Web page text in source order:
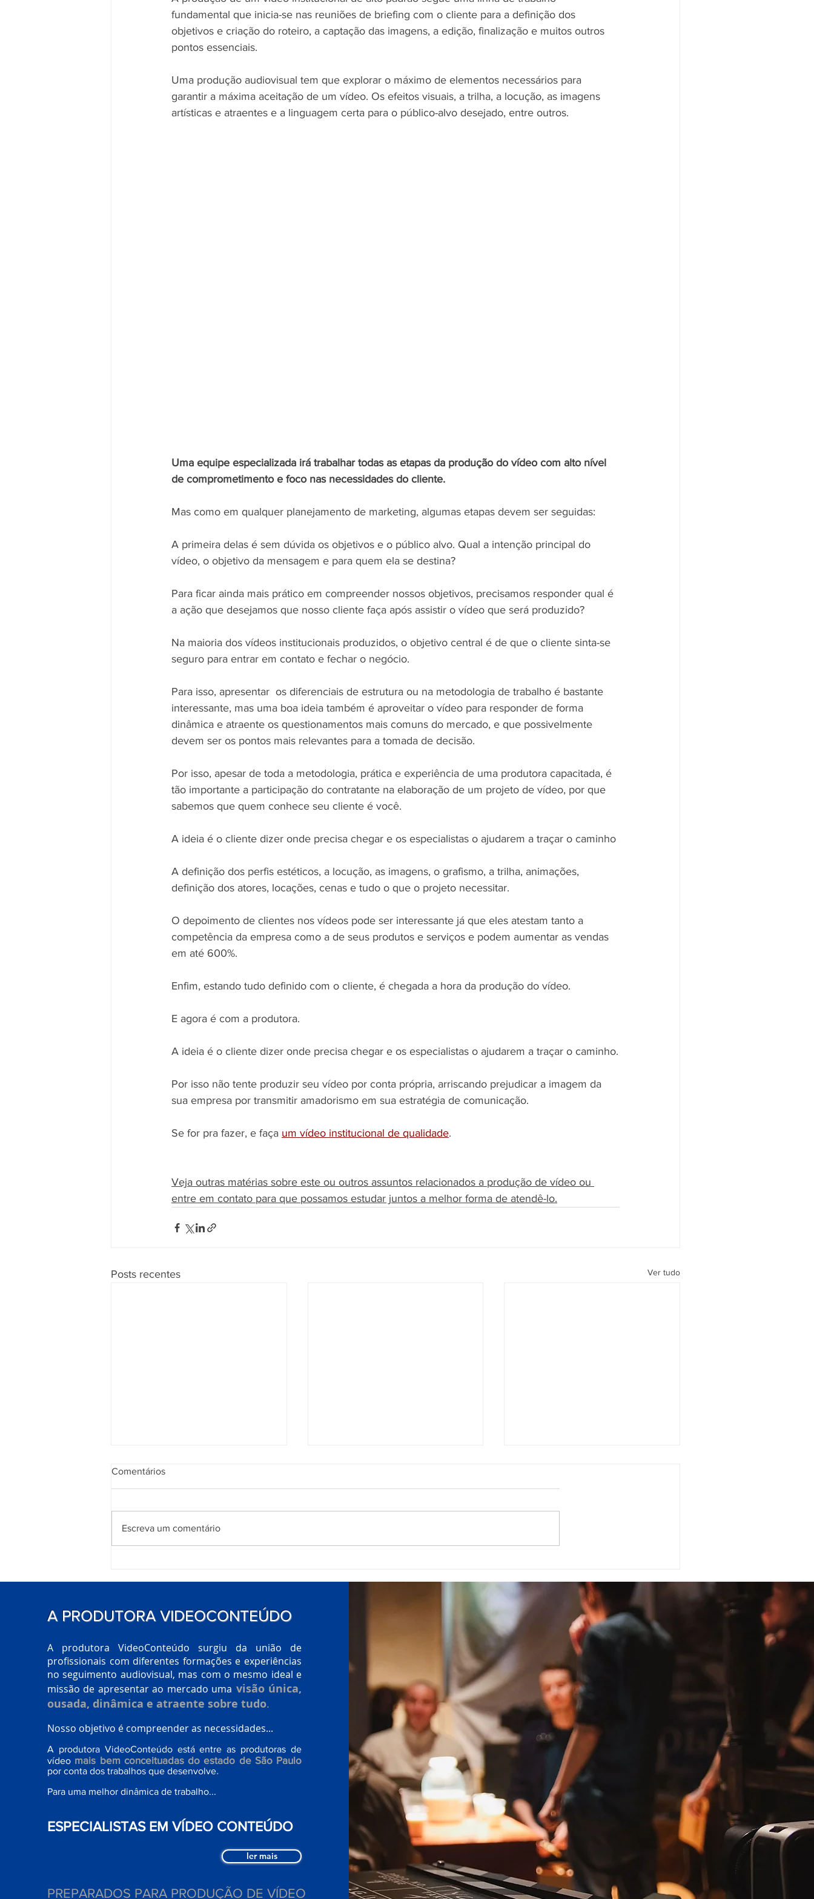
fundamental que inicia-se nas reuniões de briefing com o cliente para a definição dos
objetivos e criação do roteiro, a captação das imagens, a edição, finalização e muitos outros
pontos essenciais.
Uma produção audiovisual tem que explorar o máximo de elementos necessários para
garantir a máxima aceitação de um vídeo. Os efeitos visuais, a trilha, a locução, as imagens
artísticas e atraentes e a linguagem certa para o público-alvo desejado, entre outros.
Uma equipe especializada irá trabalhar todas as etapas da produção do vídeo com alto nível
de comprometimento e foco nas necessidades do cliente.
Mas como em qualquer planejamento de marketing, algumas etapas devem ser seguidas:
A primeira delas é sem dúvida os objetivos e o público alvo. Qual a intenção principal do
vídeo, o objetivo da mensagem e para quem ela se destina?
Para ficar ainda mais prático em compreender nossos objetivos, precisamos responder qual é
a ação que desejamos que nosso cliente faça após assistir o vídeo que será produzido?
Na maioria dos vídeos institucionais produzidos, o objetivo central é de que o cliente sinta-se
seguro para entrar em contato e fechar o negócio.
Para isso, apresentar  os diferenciais de estrutura ou na metodologia de trabalho é bastante
interessante, mas uma boa ideia também é aproveitar o vídeo para responder de forma
dinâmica e atraente os questionamentos mais comuns do mercado, e que possivelmente
devem ser os pontos mais relevantes para a tomada de decisão.
Por isso, apesar de toda a metodologia, prática e experiência de uma produtora capacitada, é
tão importante a participação do contratante na elaboração de um projeto de vídeo, por que
sabemos que quem conhece seu cliente é você.
A ideia é o cliente dizer onde precisa chegar e os especialistas o ajudarem a traçar o caminho
A definição dos perfis estéticos, a locução, as imagens, o grafismo, a trilha, animações,
definição dos atores, locações, cenas e tudo o que o projeto necessitar.
O depoimento de clientes nos vídeos pode ser interessante já que eles atestam tanto a
competência da empresa como a de seus produtos e serviços e podem aumentar as vendas
em até 600%.
Enfim, estando tudo definido com o cliente, é chegada a hora da produção do vídeo.
E agora é com a produtora.
A ideia é o cliente dizer onde precisa chegar e os especialistas o ajudarem a traçar o caminho.
Por isso não tente produzir seu vídeo por conta própria, arriscando prejudicar a imagem da
sua empresa por transmitir amadorismo em sua estratégia de comunicação.
Se for pra fazer, e faça um vídeo institucional de qualidade.
Veja outras matérias sobre este ou outros assuntos relacionados a produção de vídeo ou
entre em contato para que possamos estudar juntos a melhor forma de atendê-lo.
Posts recentes Ver tudo
Comentários
Escreva um comentário
A PRODUTORA VIDEOCONTEÚDO
A produtora VideoConteúdo surgiu da união de
profissionais com diferentes formações e experiências
no seguimento audiovisual, mas com o mesmo ideal e
missão de apresentar ao mercado uma visão única,
ousada, dinâmica e atraente sobre tudo.
Nosso objetivo é compreender as necessidades...
A produtora VideoConteúdo está entre as produtoras de
vídeo mais bem conceituadas do estado de São Paulo
por conta dos trabalhos que desenvolve.
Para uma melhor dinâmica de trabalho...
ESPECIALISTAS EM VÍDEO CONTEÚDO
ler mais
PREPARADOS PARA PRODUÇÃO DE VÍDEO